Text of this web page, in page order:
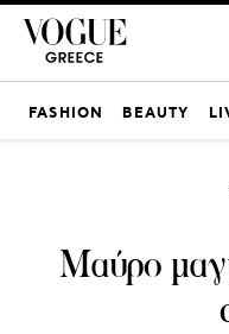
FASHION BEAUTY
Μαύρο